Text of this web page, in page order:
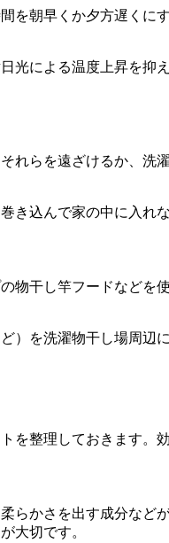
朝早くか夕方遅く
光による温度上昇を
れらを遠ざけるか、
込んで家の中に入れ
干し竿フードなど
を洗濯物干し場周辺
整理しておきます。
かさを出す成分など
大切です。